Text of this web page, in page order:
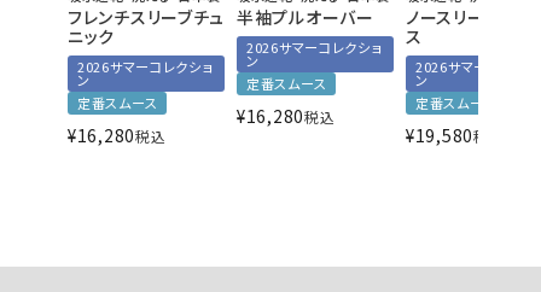
フレンチスリーブチュ
ニック
2026サマーコレクショ
ン
定番スムース
¥16,280税込
半袖プルオーバー
2026サマーコレクショ
ン
定番スムース
¥16,280税込
ノースリーブワン
ス
2026サマーコレクシ
ン
定番スムース
¥19,580税込